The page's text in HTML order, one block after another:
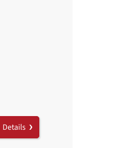
Details